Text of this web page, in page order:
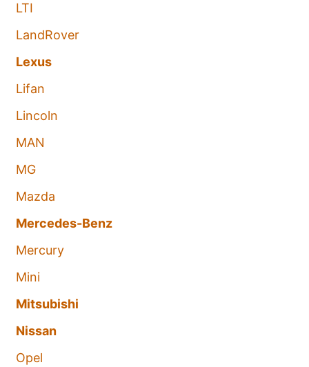
LTI
LandRover
Lexus
Lifan
Lincoln
MAN
MG
Mazda
Mercedes-Benz
Mercury
Mini
Mitsubishi
Nissan
Opel